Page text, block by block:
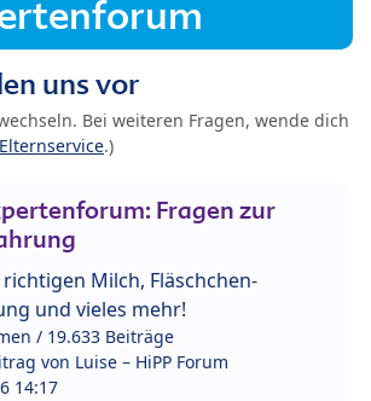
uns vor
Bei weiteren Fragen, wende dich
Elternservice.)
Fragen zur
Milch, Fläschchen-
und vieles mehr!
/ 19.633 Beiträge
von Luise – HiPP Forum
14:17